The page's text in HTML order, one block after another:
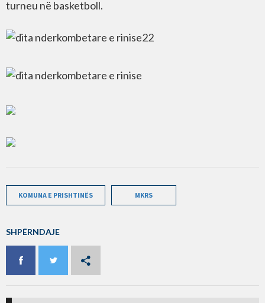
turneu në basketboll.
KOMUNA E PRISHTINËS MKRS
SHPËRNDAJE